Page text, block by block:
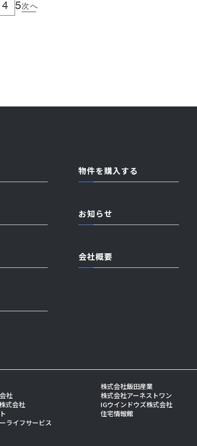
4 5次へ
物件を購入する
お知らせ
会社概要
社
式会社
ライフサービス
株式会社飯田産業
株式会社アーネストワン
IGウインドウズ株式会社
住宅情報館